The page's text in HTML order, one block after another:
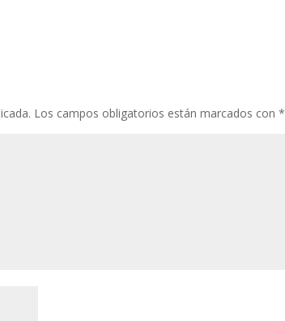
Los campos obligatorios están marcados con*